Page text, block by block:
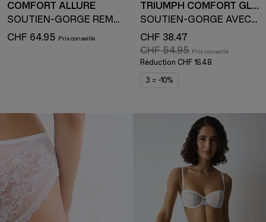
COMFORT ALLURE
SOUTIEN-GORGE REMBOURRÉ AVEC ARMATURE
CHF 64.95
TRIUMPH COMFORT GLAM
SOUTIEN-GORGE AVEC ARMATURE
CHF 38.47
CHF 54.95
Réduction CHF 16.48
3 = -10%